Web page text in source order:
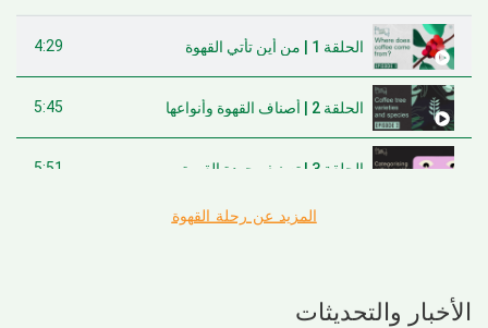
الحلقة 1 | من أين تأتي القهوة 4:29
الحلقة 2 | أصناف القهوة وأنواعها 5:45
الحلقة 3 | تصنيف جودة القهوة 5:51
المزيد عن رحلة القهوة
الأخبار والتحديثات